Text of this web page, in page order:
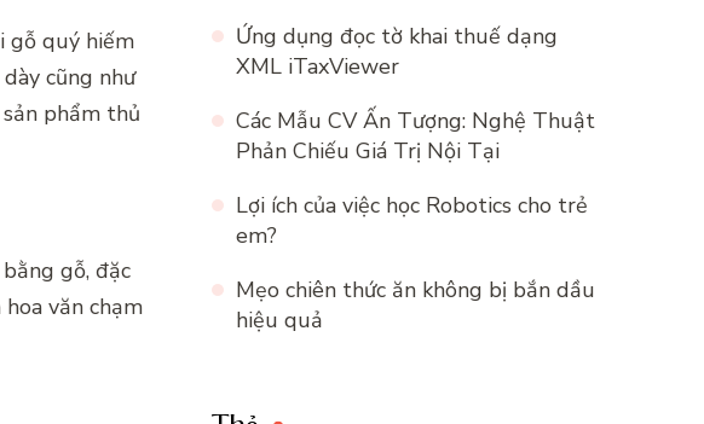
gỗ quý hiếm
cũng như
phẩm thủ
gỗ, đặc
văn chạm
Ứng dụng đọc tờ khai thuế dạng
XML iTaxViewer
Các Mẫu CV Ấn Tượng: Nghệ Thuật
Phản Chiếu Giá Trị Nội Tại
Lợi ích của việc học Robotics cho trẻ
em?
Mẹo chiên thức ăn không bị bắn dầu
hiệu quả